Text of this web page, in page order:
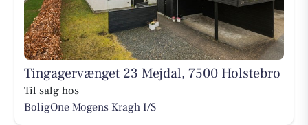
Tingagervænget 23 Mejdal, 7500 Holstebro
Til salg hos
BoligOne Mogens Kragh I/S